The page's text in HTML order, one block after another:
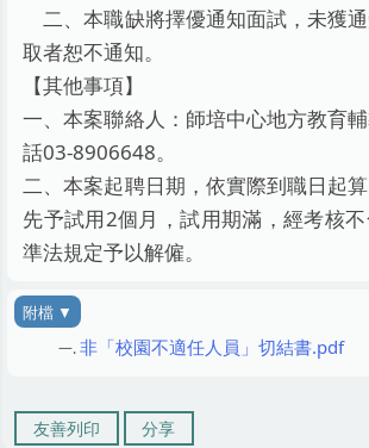
二、本職缺將擇優通知面試，未獲
取者恕不通知。
【其他事項】
一、本案聯絡人：師培中心地方教育
話03-8906648。
二、本案起聘日期，依實際到職日起
先予試用2個月，試用期滿，經考核
準法規定予以解僱。
非「校園不適任人員」切結書.pdf
友善列印
分享